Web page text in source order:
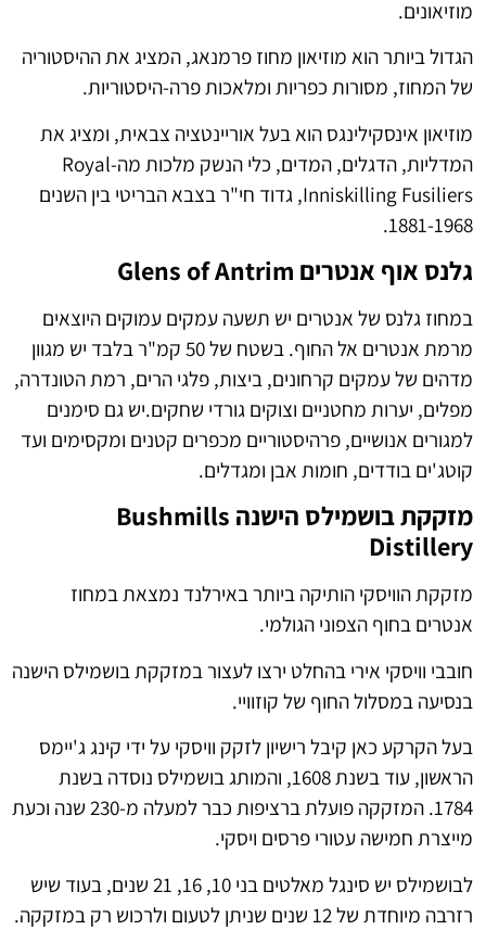
מוזיאונים.
הגדול ביותר הוא מוזיאון מחוז פרמנאג, המציג את ההיסטוריה
של המחוז, מסורות כפריות ומלאכות פרה-היסטוריות.
מוזיאון אינסקילינגס הוא בעל אוריינטציה צבאית, ומציג את
המדליות, הדגלים, המדים, כלי הנשק מלכות מה-Royal
Inniskilling Fusiliers, גדוד חי"ר בצבא הבריטי בין השנים
1881-1968.
גלנס אוף אנטרים Glens of Antrim
במחוז גלנס של אנטרים יש תשעה עמקים עמוקים היוצאים
מרמת אנטרים אל החוף. בשטח של 50 קמ"ר בלבד יש מגוון
מדהים של עמקים קרחונים, ביצות, פלגי הרים, רמת הטונדרה,
מפלים, יערות מחטניים וצוקים גורדי שחקים.יש גם סימנים
למגורים אנושיים, פרהיסטוריים מכפרים קטנים ומקסימים ועד
קוטג'ים בודדים, חומות אבן ומגדלים.
מזקקת בושמילס הישנה Bushmills
Distillery
מזקקת הוויסקי הותיקה ביותר באירלנד נמצאת במחוז
אנטרים בחוף הצפוני הגולמי.
חובבי וויסקי אירי בהחלט ירצו לעצור במזקקת בושמילס הישנה
בנסיעה במסלול החוף של קוזוויי.
בעל הקרקע כאן קיבל רישיון לזקק וויסקי על ידי קינג ג'יימס
הראשון, עוד בשנת 1608, והמותג בושמילס נוסדה בשנת
1784. המזקקה פועלת ברציפות כבר למעלה מ-230 שנה וכעת
מייצרת חמישה עטורי פרסים ויסקי.
לבושמילס יש סינגל מאלטים בני 10, 16, 21 שנים, בעוד שיש
רזרבה מיוחדת של 12 שנים שניתן לטעום ולרכוש רק במזקקה.